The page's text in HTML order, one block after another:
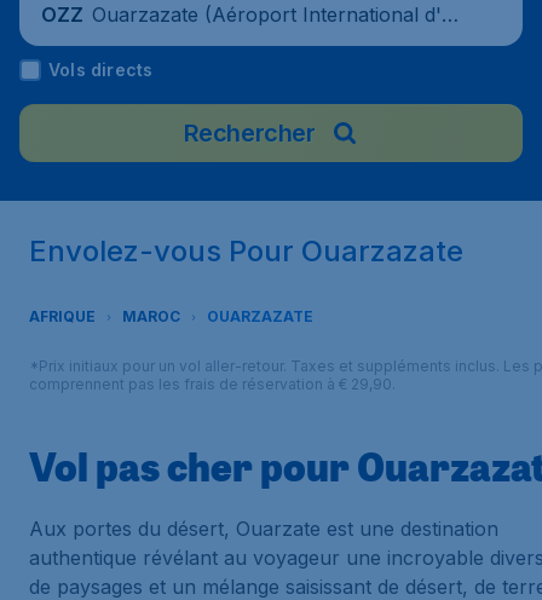
OZZ Ouarzazate (Aéroport International d'Ou
arzazate), Maroc
Vols directs
Rechercher
Envolez-vous Pour Ouarzazate
AFRIQUE MAROC OUARZAZATE
*Prix initiaux pour un vol aller-retour. Taxes et suppléments inclus. Les
comprennent pas les frais de réservation à € 29,90.
Vol pas cher pour
Aux portes du désert, Ouarzate est une destination
authentique révélant au voyageur une incroyable
de paysages et un mélange saisissant de désert, de